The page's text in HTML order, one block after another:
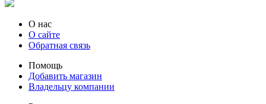
О нас
О сайте
Обратная связь
Помощь
Добавить магазин
Владельцу компании